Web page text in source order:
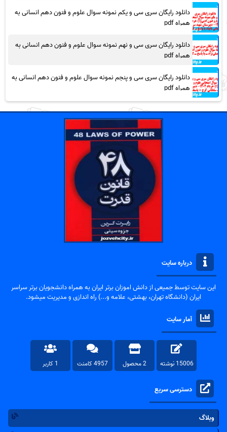
دانلود رایگان سری سی و یکم نمونه سوال علوم و فنون دهم انسانی به
همراه pdf
دانلود رایگان سری سی و نهم نمونه سوال علوم و فنون دهم انسانی به
همراه pdf
دانلود رایگان سری سی و پنجم نمونه سوال علوم و فنون دهم انسانی به
همراه pdf
درباره سایت
این سایت توسط جمیعی از دانش اموزان برتر ایران به همراه دانشجویان برتر سراسر
ایران (دانشگاه تهران، بهشتی، علامه و...) راه اندازی و مدیریت میشود.
آمار سایت
15006 نوشته 2 محصول 4957 کامنت 1 کاربر
دسترسی سریع
وبلاگ